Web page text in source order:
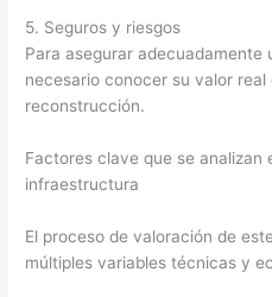
5. Seguros y riesgos
Para asegurar adecuadamente
necesario conocer su valor real
reconstrucción.
Factores clave que se analizan
infraestructura
El proceso de valoración de
múltiples variables técnicas y